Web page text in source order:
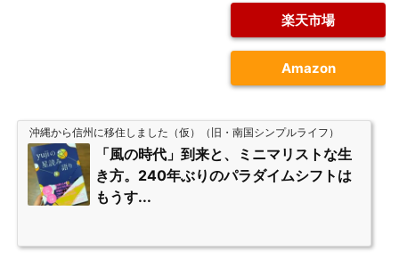
楽天市場
Amazon
沖縄から信州に移住しました（仮）（旧・南国シンプルライフ）
「風の時代」到来と、ミニマリストな生
き方。240年ぶりのパラダイムシフトは
もうす...